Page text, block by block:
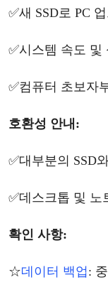
✅새 SSD로 PC
✅시스템 속도 및
✅컴퓨터 초보자
호환성 안내 :
✅대부분의 SSD
✅데스크톱 및 노
확인 사항:
☆데이터 백업 :